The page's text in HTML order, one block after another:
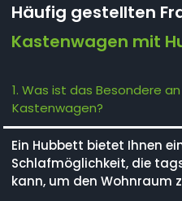
Häufig gestellten
Kastenwagen mit
1. Was ist das Besondere
Kastenwagen?
Ein Hubbett bietet Ihnen
Schlafmöglichkeit, die
kann, um den Wohnraum